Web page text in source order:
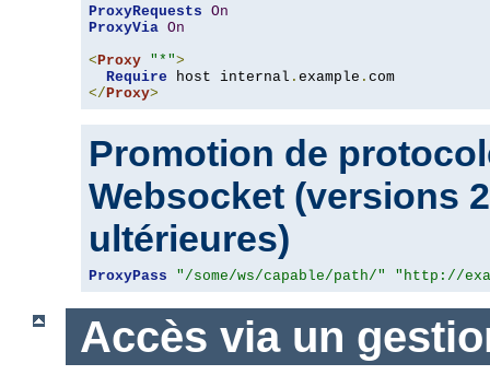
ProxyRequests On
ProxyVia On
< Proxy "*">
Require host internal . example .
</ Proxy>
Promotion de
Websocket (versions
ultérieures)
ProxyPass "/some/ws/capable/path/" "http://
Accès via un